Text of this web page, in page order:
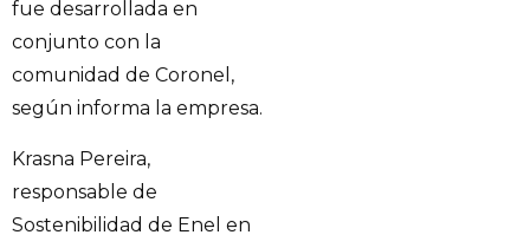
fue desarrollada en
conjunto con la
comunidad de Coronel,
según informa la empresa.
Krasna Pereira,
responsable de
Sostenibilidad de Enel en